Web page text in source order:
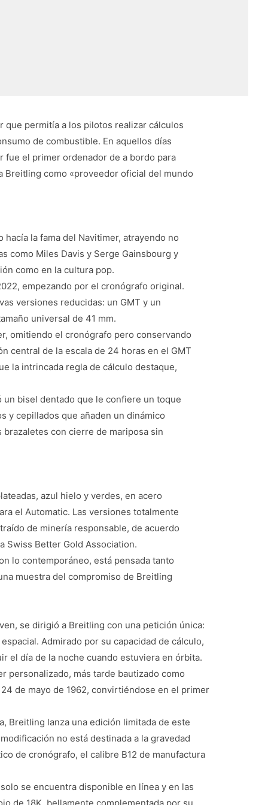
que permitía a los pilotos realizar cálculos
de combustible. En aquellos días
el primer ordenador de a bordo para
Breitling como «proveedor oficial del mundo
la fama del Navitimer, atrayendo no
como Miles Davis y Serge Gainsbourg y
como en la cultura pop.
empezando por el cronógrafo original.
versiones reducidas: un GMT y un
universal de 41 mm.
omitiendo el cronógrafo pero conservando
central de la escala de 24 horas en el GMT
la intrincada regla de cálculo destaque,
bisel dentado que le confiere un toque
y cepillados que añaden un dinámico
con cierre de mariposa sin
azul hielo y verdes, en acero
el Automatic. Las versiones totalmente
de minería responsable, de acuerdo
Swiss Better Gold Association.
lo contemporáneo, está pensada tanto
muestra del compromiso de Breitling
se dirigió a Breitling con una petición única:
Admirado por su capacidad de cálculo,
el día de la noche cuando estuviera en órbita.
personalizado, más tarde bautizado como
de mayo de 1962, convirtiéndose en el primer
Breitling lanza una edición limitada de este
no está destinada a la gravedad
de cronógrafo, el calibre B12 de manufactura
se encuentra disponible en línea y en las